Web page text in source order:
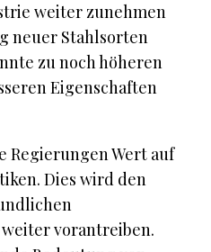
weiter zunehmen
neuer Stahlsorten
zu noch höheren
Eigenschaften
Regierungen Wert auf
Dies wird den
vorantreiben.